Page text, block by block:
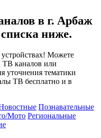
в г. Арбаж
ниже.
Можете
ТВ каналов или
уточнения тематики
ТВ бесплатно и в
Познавательные
Мото Региональные